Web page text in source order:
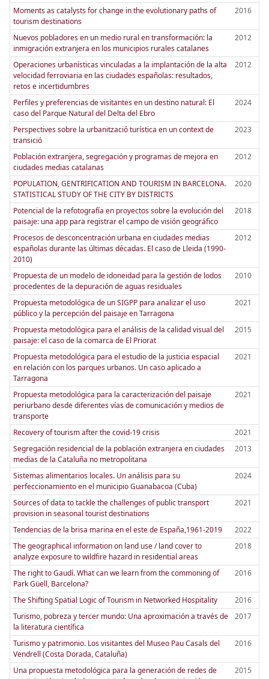
Moments as catalysts for change in the evolutionary paths of
tourism destinations
2016
Nuevos pobladores en un medio rural en transformación: la
inmigración extranjera en los municipios rurales catalanes
2012
Operaciones urbanísticas vinculadas a la implantación de la alta
velocidad ferroviaria en las ciudades españolas: resultados,
retos e incertidumbres
2012
Perfiles y preferencias de visitantes en un destino natural: El
caso del Parque Natural del Delta del Ebro
2024
Perspectives sobre la urbanització turística en un context de
transició
2023
Población extranjera, segregación y programas de mejora en
ciudades medias catalanas
2012
POPULATION, GENTRIFICATION AND TOURISM IN BARCELONA.
STATISTICAL STUDY OF THE CITY BY DISTRICTS
2020
Potencial de la refotografía en proyectos sobre la evolución del
paisaje: una app para registrar el campo de visión geográfico
2018
Procesos de desconcentración urbana en ciudades medias
españolas durante las últimas décadas. El caso de Lleida (1990-
2010)
2012
Propuesta de un modelo de idoneidad para la gestión de lodos
procedentes de la depuración de aguas residuales
2010
Propuesta metodológica de un SIGPP para analizar el uso
público y la percepción del paisaje en Tarragona
2021
Propuesta metodológica para el análisis de la calidad visual del
paisaje: el caso de la comarca de El Priorat
2015
Propuesta metodológica para el estudio de la justicia espacial
en relación con los parques urbanos. Un caso aplicado a
Tarragona
2021
Propuesta metodológica para la caracterización del paisaje
periurbano desde diferentes vías de comunicación y medios de
transporte
2021
Recovery of tourism after the covid-19 crisis
2021
Segregación residencial de la población extranjera en ciudades
medias de la Cataluña no metropolitana
2013
Sistemas alimentarios locales. Un análisis para su
perfeccionamiento en el municipio Guanabacoa (Cuba)
2024
Sources of data to tackle the challenges of public transport
provision in seasonal tourist destinations
2021
Tendencias de la brisa marina en el este de España,1961-2019
2022
The geographical information on land use / land cover to
analyze exposure to wildfire hazard in residential areas
2018
The right to Gaudí. What can we learn from the commoning of
Park Güell, Barcelona?
2016
The Shifting Spatial Logic of Tourism in Networked Hospitality
2016
Turismo, pobreza y tercer mundo: Una aproximación a través de
la literatura científica
2017
Turismo y patrimonio. Los visitantes del Museo Pau Casals del
Vendrell (Costa Dorada, Cataluña)
2016
Una propuesta metodológica para la generación de redes de
2015